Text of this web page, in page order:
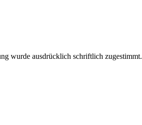
wurde ausdrücklich schriftlich zugestimmt.